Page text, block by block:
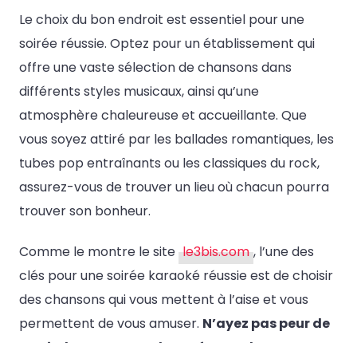
Le choix du bon endroit est essentiel pour une
soirée réussie. Optez pour un établissement qui
offre une vaste sélection de chansons dans
différents styles musicaux, ainsi qu’une
atmosphère chaleureuse et accueillante. Que
vous soyez attiré par les ballades romantiques, les
tubes pop entraînants ou les classiques du rock,
assurez-vous de trouver un lieu où chacun pourra
trouver son bonheur.
Comme le montre le site le3bis.com , l’une des
clés pour une soirée karaoké réussie est de choisir
des chansons qui vous mettent à l’aise et vous
permettent de vous amuser. N’ayez pas peur de